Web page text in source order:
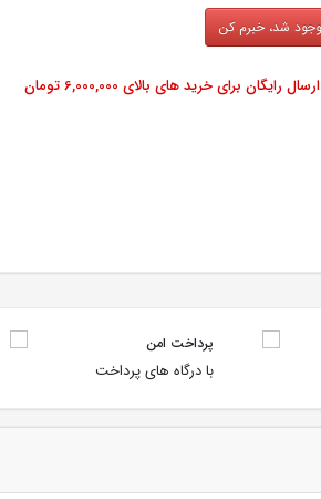
ارسال رایگان برای خرید های بالای 6,000,000 تومان
پرداخت امن
با درگاه های پرداخت